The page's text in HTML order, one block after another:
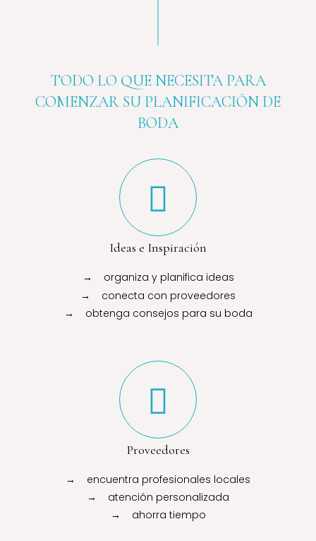
TODO LO QUE NECESITA PARA
COMENZAR SU PLANIFICACIÓN DE
BODA
Ideas e Inspiración
→ organiza y planifica ideas
→ conecta con proveedores
→ obtenga consejos para su boda
Proveedores
→ encuentra profesionales locales
→ atención personalizada
→ ahorra tiempo